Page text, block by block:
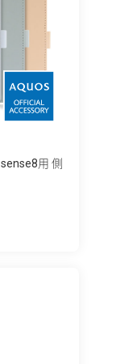
用 側